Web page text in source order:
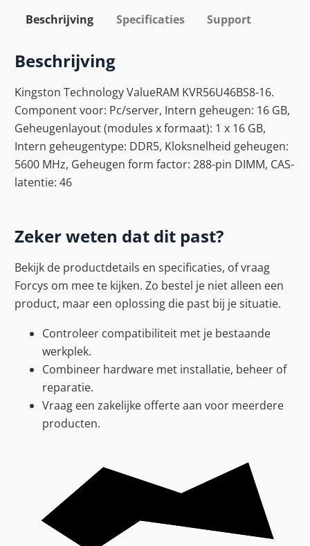
Beschrijving Specificaties Support
Beschrijving
Kingston Technology ValueRAM KVR56U46BS8-16.
Component voor: Pc/server, Intern geheugen: 16 GB,
Geheugenlayout (modules x formaat): 1 x 16 GB,
Intern geheugentype: DDR5, Kloksnelheid geheugen:
5600 MHz, Geheugen form factor: 288-pin DIMM, CAS-
latentie: 46
Zeker weten dat dit past?
Bekijk de productdetails en specificaties, of vraag
Forcys om mee te kijken. Zo bestel je niet alleen een
product, maar een oplossing die past bij je situatie.
Controleer compatibiliteit met je bestaande
werkplek.
Combineer hardware met installatie, beheer of
reparatie.
Vraag een zakelijke offerte aan voor meerdere
producten.